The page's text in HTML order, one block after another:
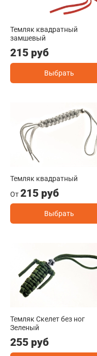
Темляк квадратный
замшевый
215 руб
Выбрать
Темляк квадратный
От215 руб
Выбрать
Темляк Скелет без ног
Зеленый
255 руб